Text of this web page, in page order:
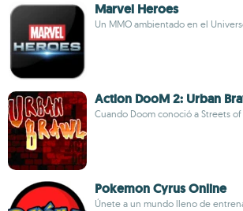
Marvel Heroes
Un MMO ambientado en el
Action DooM 2: Urban
Cuando Doom conoció a Streets of
Pokemon Cyrus Online
Únete a un mundo lleno de